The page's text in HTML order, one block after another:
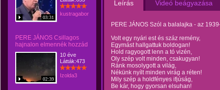
03:31
kustragabor
PERE JÁNOS Csillagos
hajnalon elmennék hozzád
02:39
10 éve
Látták:473
Izolda3
Leírás Videó beágyazása
PERE JÁNOS Szól a balalajka - az
Volt egy nyári est és száz remény,
Egymást hallgattuk boldogan!
Hold ragyogott lenn a tó vizén,
Oly szép volt minden, csakugyan!
Ránk mosolygott a világ,
Nékünk nyílt minden virág a réten!
Mily szép a holdfényes ifjúság,
Be kár, hogy gyorsan elsuhan!